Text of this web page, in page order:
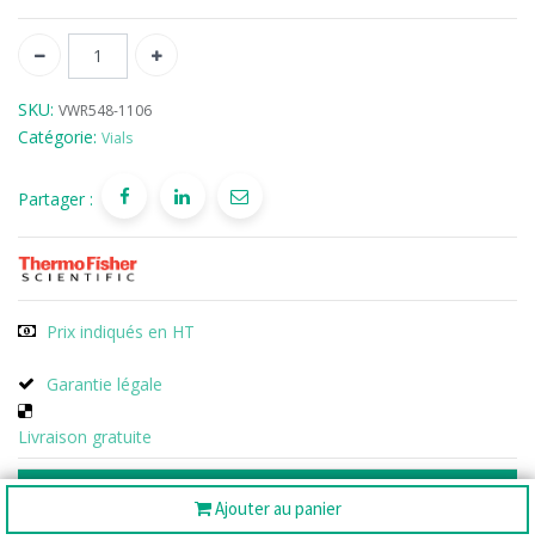
Ajouter au panier
SKU: VWR548-1106
Catégorie: Vials
Partager :
Prix indiqués en HT
Garantie légale
Livraison gratuite
Caractéristiques